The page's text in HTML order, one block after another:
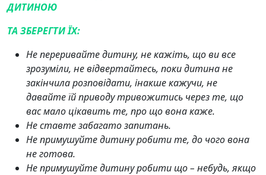
ДИТИНОЮ
ТА ЗБЕРЕГТИ ЇХ:
Не переривайте дитину, не кажіть, що ви все
зрозуміли, не відвертайтесь, поки дитина не
закінчила розповідати, інакше кажучи, не
давайте їй приводу тривожитись через те, що
вас мало цікавить те, про що вона каже.
Не ставте забагато запитань.
Не примушуйте дитину робити те, до чого вона
не готова.
Не примушуйте дитину робити що– небудь, якщо